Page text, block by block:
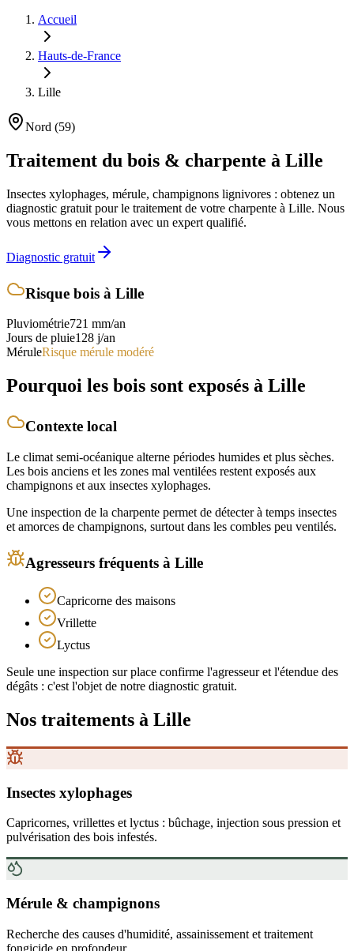
Accueil
Hauts-de-France
Lille
Nord (59)
Traitement du bois & charpente à Lille
Insectes xylophages, mérule, champignons lignivores : obtenez un
diagnostic gratuit pour le traitement de votre charpente à Lille. Nous
vous mettons en relation avec un expert qualifié.
Diagnostic gratuit
Risque bois à Lille
Pluviométrie721 mm/an
Jours de pluie128 j/an
MéruleRisque mérule modéré
Pourquoi les bois sont exposés à Lille
Contexte local
Le climat semi-océanique alterne périodes humides et plus sèches.
Les bois anciens et les zones mal ventilées restent exposés aux
champignons et aux insectes xylophages.
Une inspection de la charpente permet de détecter à temps insectes
et amorces de champignons, surtout dans les combles peu ventilés.
Agresseurs fréquents à Lille
Capricorne des maisons
Vrillette
Lyctus
Seule une inspection sur place confirme l'agresseur et l'étendue des
dégâts : c'est l'objet de notre diagnostic gratuit.
Nos traitements à Lille
Insectes xylophages
Capricornes, vrillettes et lyctus : bûchage, injection sous pression et
pulvérisation des bois infestés.
Mérule & champignons
Recherche des causes d'humidité, assainissement et traitement
fongicide en profondeur.